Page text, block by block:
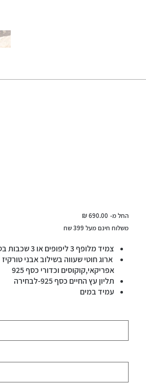
החל מ- מחיר
משלוח חינם מעל 399 שח
צמיד מלופף 3 ליפופים או 3 שכבות בסוגר 1-לבחירה
ארוג חוטי שעווה בשילוב אבני טורקיז
אפריקאי,קוקוסים וכדורי כסף 925
תליון עץ החיים כסף 925-לבחירה
עמיד במים